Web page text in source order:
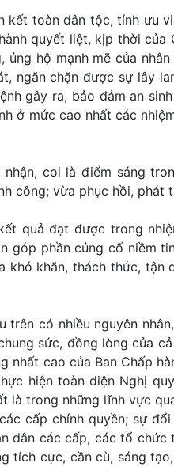
kết toàn dân tộc, tính ưu
quyết liệt, kịp thời
ủng hộ mạnh mẽ của
ngăn chặn được sự lây
gây ra, bảo đảm an
ở mức cao nhất các
coi là điểm sáng
công; vừa phục hồi,
quả đạt được trong
góp phần củng cố niềm
khó khăn, thách thức,
trên có nhiều nguyên
sức, đồng lòng của
nhất cao của Ban Chấp
hiện toàn diện Nghị
là trong những lĩnh vực
cấp chính quyền; sự
dân các cấp, các tổ
tích cực, cần cù, sáng